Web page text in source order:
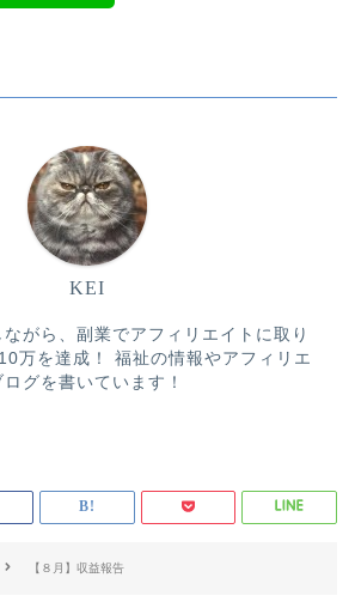
KEI
がら、副業でアフィリエイトに取り
万を達成！ 福祉の情報やアフィリエ
グを書いています！
【８月】収益報告